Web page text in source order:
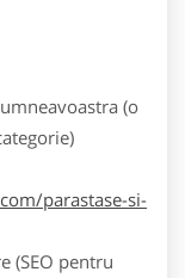
(o
parastase-si-
(SEO pentru